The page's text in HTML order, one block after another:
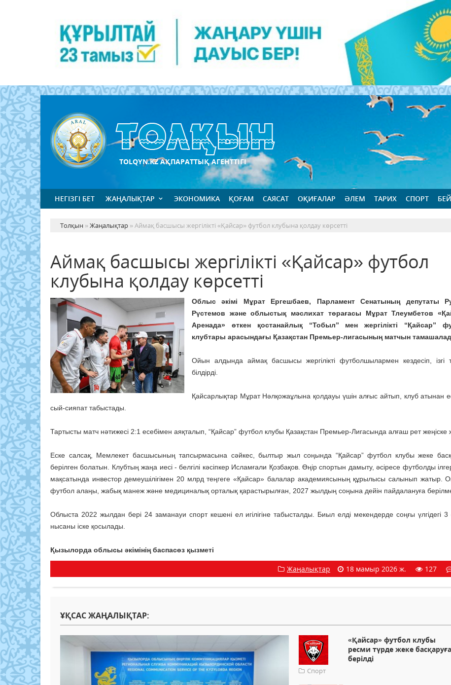
TOLQYN.KZ АҚПАРАТТЫҚ АГЕНТТІГІ
НЕГІЗГІ БЕТ ЖАҢАЛЫҚТАР ЭКОНОМИКА ҚОҒАМ САЯСАТ ОҚИҒАЛАР ӘЛЕМ ТАРИХ СПОРТ
Толқын »Жаңалықтар » Аймақ басшысы жергілікті «Қайсар» футбол клубына қолдау көрсетті
Аймақ басшысы жергілікті «Қайсар» футбол
клубына қолдау көрсетті
Облыс әкімі Мұрат Ергешбаев, Парламент Сенатының депутаты
Рүстемов және облыстық мәслихат төрағасы Мұрат Тлеумбетов
Аренада» өткен қостанайлық “Тобыл” мен жергілікті “Қайсар”
клубтары арасындағы Қазақстан Премьер-лигасының матчын
Ойын алдында аймақ басшысы жергілікті футболшылармен кездесіп, ізгі
білдірді.
Қайсарлықтар Мұрат Нәлқожаұлына қолдауы үшін алғыс айтып, клуб атынан
сый-сияпат табыстады.
Тартысты матч нәтижесі 2:1 есебімен аяқталып, “Қайсар” футбол клубы Қазақстан Премьер-Лигасында алғаш рет жеңіске
Еске салсақ, Мемлекет басшысының тапсырмасына сәйкес, былтыр жыл соңында “Қайсар” футбол клубы жеке
берілген болатын. Клубтың жаңа иесі - белгілі кәсіпкер Исламғали Қозбақов. Өңір спортын дамыту, әсіресе футболды
мақсатында инвестор демеушілігімен 20 млрд теңгеге «Қайсар» балалар академиясының құрылысы салынып жатыр.
футбол алаңы, жабық манеж және медициналық орталық қарастырылған, 2027 жылдың соңына дейін пайдалануға
Облыста 2022 жылдан бері 24 заманауи спорт кешені ел игілігіне табысталды. Биыл елді мекендерде соңғы үлгідегі 3
нысаны іске қосылады.
Қызылорда облысы әкімінің баспасөз қызметі
Жаңалықтар 18 мамыр 2026 ж. 127
ҰҚСАС ЖАҢАЛЫҚТАР:
«Қайсар» футбол клубы
ресми түрде жеке басқаруға
берілді
Спорт